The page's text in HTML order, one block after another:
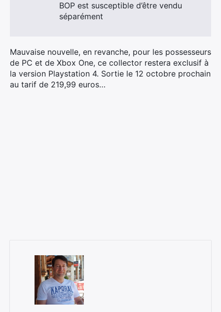
BOP est susceptible d’être vendu
séparément
Mauvaise nouvelle, en revanche, pour les possesseurs
de PC et de Xbox One, ce collector restera exclusif à
la version Playstation 4. Sortie le 12 octobre prochain
au tarif de 219,99 euros…